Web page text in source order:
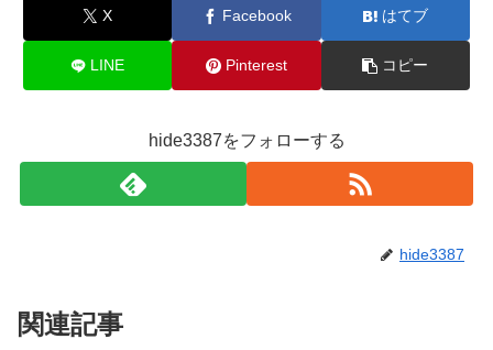
X Facebook はてブ
LINE Pinterest コピー
hide3387をフォローする
hide3387
関連記事